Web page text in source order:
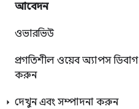
আবেদন
ওভারভিউ
প্রগতিশীল ওয়েব অ্যাপস ডিবাগ
করুন
দেখুন এবং সম্পাদনা করুন